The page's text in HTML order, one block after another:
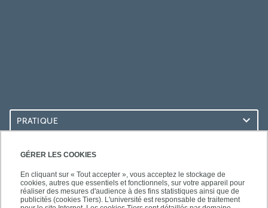
GÉRER LES COOKIES
En cliquant sur « Tout accepter », vous acceptez le stockage de
cookies, autres que essentiels et fonctionnels, sur votre appareil pour
réaliser des mesures d'audience à des fins statistiques ainsi que de
publicités (cookies Tiers). L'université est responsable de traitement
PRATIQUE
ACCÈS RAPIDES